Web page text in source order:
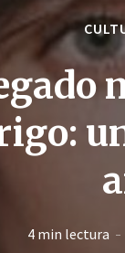
4 min lectura